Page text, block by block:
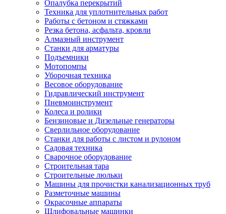
Опалубка перекрытий
Техника для уплотнительных работ
Работы с бетоном и стяжками
Резка бетона, асфальта, кровли
Алмазный инструмент
Станки для арматуры
Подъемники
Мотопомпы
Уборочная техника
Весовое оборудование
Гидравлический инструмент
Пневмоинструмент
Колеса и ролики
Бензиновые и Дизельные генераторы
Сверлильное оборудование
Станки для работы с листом и рулоном
Садовая техника
Сварочное оборудование
Строительная тара
Строительные люльки
Машины для прочистки канализационных труб
Разметочные машины
Окрасочные аппараты
Шлифовальные машинки